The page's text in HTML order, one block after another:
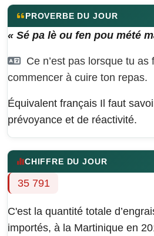
PROVERBE DU JOUR
« Sé pa lè ou fen pou mété
Ce n’est pas lorsque tu
commencer à cuire ton repas.
Équivalent français Il faut
prévoyance et de réactivité.
CHIFFRE DU JOUR
35 791
C'est la quantité totale
importés, à la Martinique en